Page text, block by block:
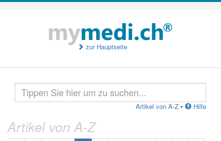
zur Hauptseite
Artikel von A-Z • Hilfe
Artikel von A-Z